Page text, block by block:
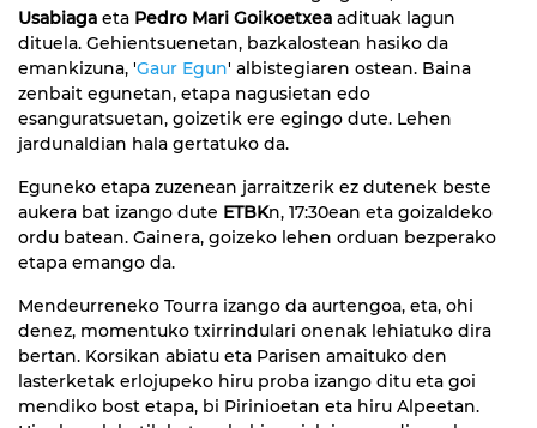
Usabiaga eta Pedro Mari Goikoetxea adituak lagun
dituela. Gehientsuenetan, bazkalostean hasiko da
emankizuna, 'Gaur Egun' albistegiaren ostean. Baina
zenbait egunetan, etapa nagusietan edo
esanguratsuetan, goizetik ere egingo dute. Lehen
jardunaldian hala gertatuko da.
Eguneko etapa zuzenean jarraitzerik ez dutenek beste
aukera bat izango dute ETBKn, 17:30ean eta goizaldeko
ordu batean. Gainera, goizeko lehen orduan bezperako
etapa emango da.
Mendeurreneko Tourra izango da aurtengoa, eta, ohi
denez, momentuko txirrindulari onenak lehiatuko dira
bertan. Korsikan abiatu eta Parisen amaituko den
lasterketak erlojupeko hiru proba izango ditu eta goi
mendiko bost etapa, bi Pirinioetan eta hiru Alpeetan.